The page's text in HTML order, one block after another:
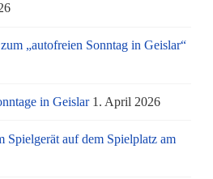
„autofreien Sonntag in Geislar“
in Geislar 1. April 2026
Spielgerät auf dem Spielplatz am